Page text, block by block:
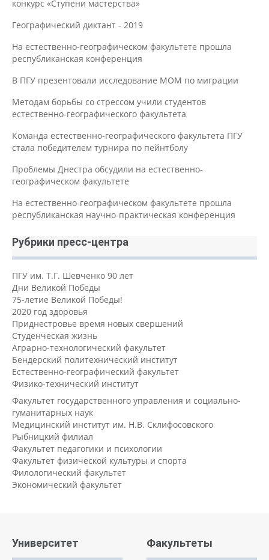
конкурс «Ступени мастерства»
Географический диктант - 2019
На естественно-географическом факультете прошла
республиканская конференция
В ПГУ презентовали исследование МОМ по миграции
Методам борьбы со стрессом учили студентов
естественно-географического факультета
Команда естественно-географического факультета ПГУ
стала победителем турнира по пейнтболу
Проблемы Днестра обсудили на естественно-
географическом факультете
На естественно-географическом факультете прошла
республиканская научно-практическая конференция
Рубрики пресс-центра
ПГУ им. Т.Г. Шевченко 90 лет
Дни Великой Победы
75-летие Великой Победы!
2020 год здоровья
Приднестровье время новых свершений
Студенческая жизнь
Аграрно-технологический факультет
Бендерский политехнический институт
Естественно-географический факультет
Физико-технический институт
Факультет государственного управления и социально-
гуманитарных наук
Медицинский институт им. Н.В. Склифосовского
Рыбницкий филиал
Факультет педагогики и психологии
Факультет физической культуры и спорта
Филологический факультет
Экономический факультет
Университет Факультеты